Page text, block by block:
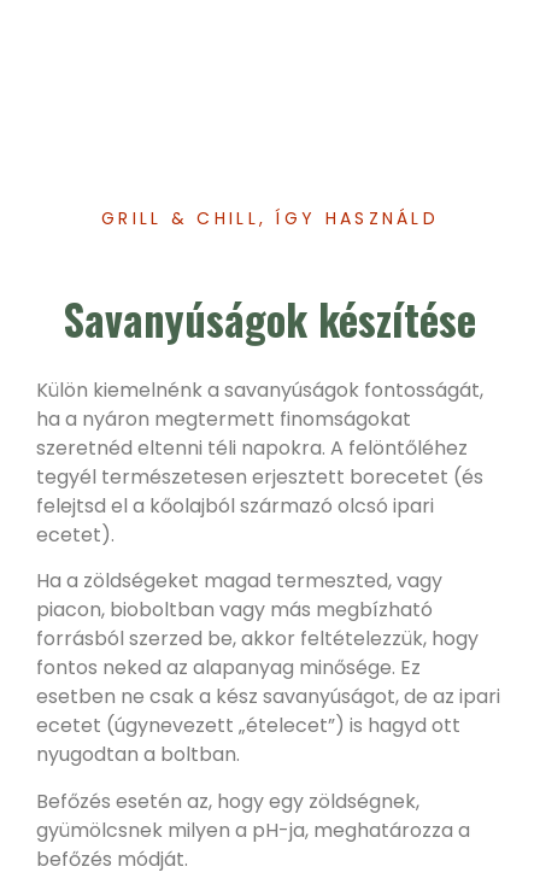
GRILL & CHILL,ÍGY HASZNÁLD
Savanyúságok készítése
Külön kiemelnénk a savanyúságok fontosságát,
ha a nyáron megtermett finomságokat
szeretnéd eltenni téli napokra. A felöntőléhez
tegyél természetesen erjesztett borecetet (és
felejtsd el a kőolajból származó olcsó ipari
ecetet).
Ha a zöldségeket magad termeszted, vagy
piacon, bioboltban vagy más megbízható
forrásból szerzed be, akkor feltételezzük, hogy
fontos neked az alapanyag minősége. Ez
esetben ne csak a kész savanyúságot, de az ipari
ecetet (úgynevezett „ételecet”) is hagyd ott
nyugodtan a boltban.
Befőzés esetén az, hogy egy zöldségnek,
gyümölcsnek milyen a pH-ja, meghatározza a
befőzés módját.